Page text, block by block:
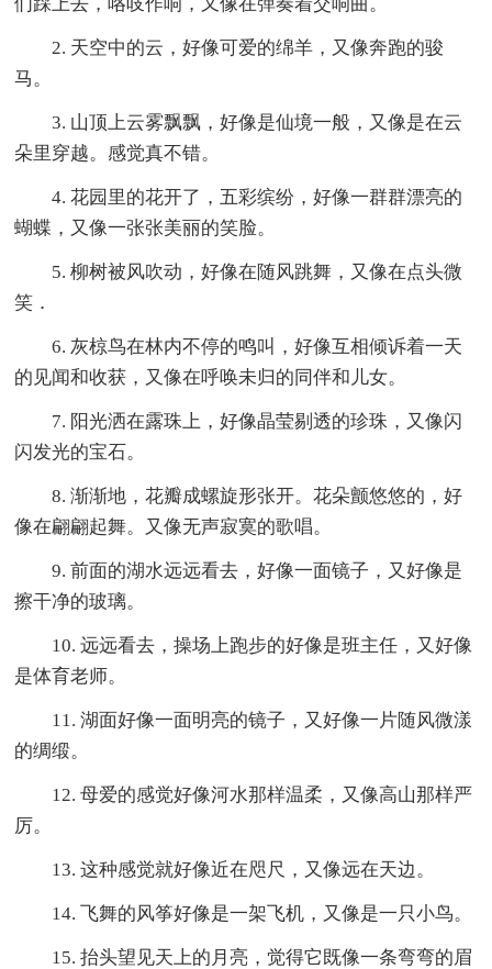
2. 天空中的云，好像可爱的绵羊，又像奔跑的骏
马。
3. 山顶上云雾飘飘，好像是仙境一般，又像是在云
朵里穿越。感觉真不错。
4. 花园里的花开了，五彩缤纷，好像一群群漂亮的
蝴蝶，又像一张张美丽的笑脸。
5. 柳树被风吹动，好像在随风跳舞，又像在点头微
笑．
6. 灰椋鸟在林内不停的鸣叫，好像互相倾诉着一天
的见闻和收获，又像在呼唤未归的同伴和儿女。
7. 阳光洒在露珠上，好像晶莹剔透的珍珠，又像闪
闪发光的宝石。
8. 渐渐地，花瓣成螺旋形张开。花朵颤悠悠的，好
像在翩翩起舞。又像无声寂寞的歌唱。
9. 前面的湖水远远看去，好像一面镜子，又好像是
擦干净的玻璃。
10. 远远看去，操场上跑步的好像是班主任，又好像
是体育老师。
11. 湖面好像一面明亮的镜子，又好像一片随风微漾
的绸缎。
12. 母爱的感觉好像河水那样温柔，又像高山那样严
厉。
13. 这种感觉就好像近在咫尺，又像远在天边。
14. 飞舞的风筝好像是一架飞机，又像是一只小鸟。
15. 抬头望见天上的月亮，觉得它既像一条弯弯的眉